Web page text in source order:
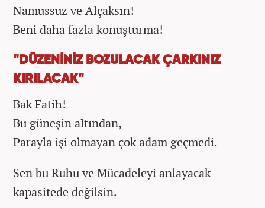
Namussuz ve Alçaksın!
Beni daha fazla konuşturma!
"DÜZENİNİZ BOZULACAK ÇARKINIZ
KIRILACAK"
Bak Fatih!
Bu güneşin altından,
Parayla işi olmayan çok adam geçmedi.
Sen bu Ruhu ve Mücadeleyi anlayacak
kapasitede değilsin.